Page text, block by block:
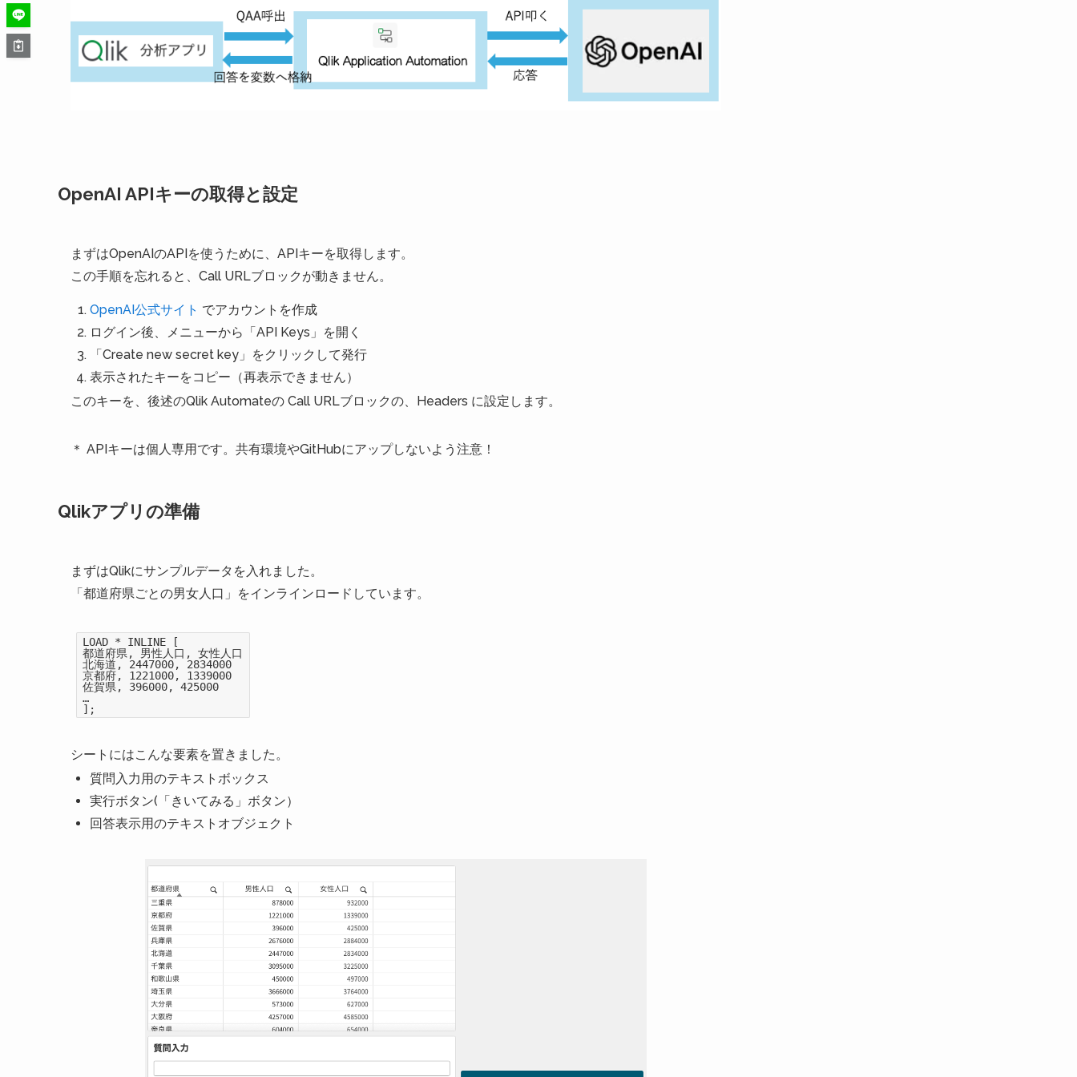
OpenAI APIキーの取得と設定
まずはOpenAIのAPIを使うために、APIキーを取得します。
この手順を忘れると、Call URLブロックが動きません。
OpenAI公式サイト でアカウントを作成
ログイン後、メニューから「API Keys」を開く
「Create new secret key」をクリックして発行
表示されたキーをコピー（再表示できません）
このキーを、後述のQlik Automateの Call URLブロックの、Headers に設定します。
＊ APIキーは個人専用です。共有環境やGitHubにアップしないよう注意！
Qlikアプリの準備
まずはQlikにサンプルデータを入れました。
「都道府県ごとの男女人口」をインラインロードしています。
LOAD * INLINE [
都道府県, 男性人口, 女性人口
北海道, 2447000, 2834000
京都府, 1221000, 1339000
佐賀県, 396000, 425000
…
];
シートにはこんな要素を置きました。
質問入力用のテキストボックス
実行ボタン(「きいてみる」ボタン）
回答表示用のテキストオブジェクト